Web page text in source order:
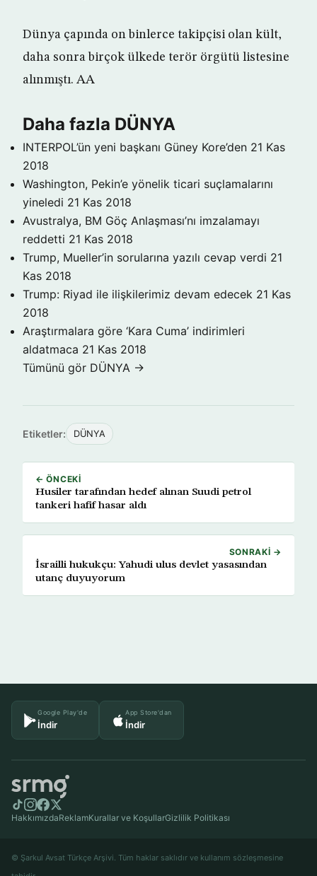
Dünya çapında on binlerce takipçisi olan kült,
daha sonra birçok ülkede terör örgütü listesine
alınmıştı. AA
Daha fazla DÜNYA
INTERPOL’ün yeni başkanı Güney Kore’den 21 Kas
2018
Washington, Pekin’e yönelik ticari suçlamalarını
yineledi 21 Kas 2018
Avustralya, BM Göç Anlaşması’nı imzalamayı
reddetti 21 Kas 2018
Trump, Mueller’in sorularına yazılı cevap verdi 21
Kas 2018
Trump: Riyad ile ilişkilerimiz devam edecek 21 Kas
2018
Araştırmalara göre ‘Kara Cuma’ indirimleri
aldatmaca 21 Kas 2018
Tümünü gör DÜNYA →
Etiketler: DÜNYA
← ÖNCEKI
Husiler tarafından hedef alınan Suudi petrol
tankeri hafif hasar aldı
SONRAKI →
İsrailli hukukçu: Yahudi ulus devlet yasasından
utanç duyuyorum
Google Play'de
İndir
App Store'dan
İndir
HakkımızdaReklamKurallar ve KoşullarGizlilik Politikası
© Şarkul Avsat Türkçe Arşivi. Tüm haklar saklıdır ve kullanım sözleşmesine